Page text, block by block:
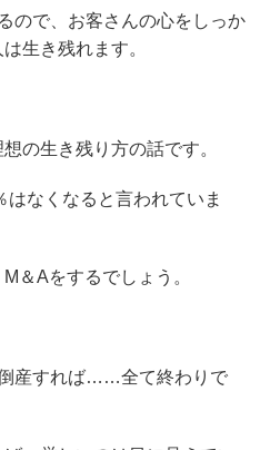
ので、お客さんの心をしっか
生き残れます。
の生き残り方の話です。
なくなると言われていま
＆Aをするでしょう。
産すれば……全て終わりで